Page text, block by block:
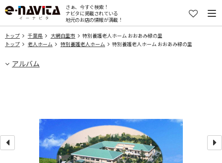
さぁ、今すぐ検索！
ナビタに掲載されている
地元のお店の情報が満載！
トップ 千葉県 大網白里市
特別養護老人ホーム おおあみ緑の里
トップ
老人ホーム 特別養護老人ホーム 特別養護老人ホーム おおあみ緑の里
アルバム